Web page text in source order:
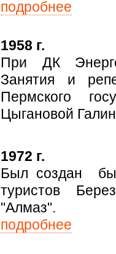
подробнее
1958 г.
При ДК
Занятия и
Пермского
Цыгановой
1972 г.
Был создан
туристов
"Алмаз".
подробнее